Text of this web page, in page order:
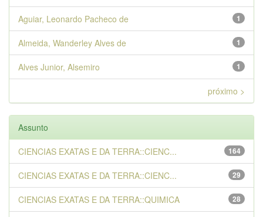
1
Aguiar, Leonardo Pacheco de
1
Almeida, Wanderley Alves de
1
Alves Junior, Alsemiro
próximo >
Assunto
164
CIENCIAS EXATAS E DA TERRA::CIENC...
29
CIENCIAS EXATAS E DA TERRA::CIENC...
28
CIENCIAS EXATAS E DA TERRA::QUIMICA